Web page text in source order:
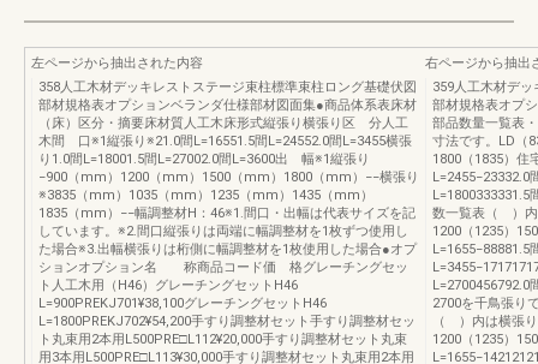
左ページから抽出された内容
358人工木材デッキレストステージ束柱標準束柱ロング基礎伏図
部材規格表オプションベランダ仕様部材図面集●商品体系表床材
（床）区分・摘要床材質人工木床形式縦張り横張り区 分人工
木間 口※1縦張り※21.0間L=16551.5間L=24552.0間L=3455横張
り1.0間L=18001.5間L=27002.0間L=3600出 幅※1縦張り
−900（mm）1200（mm）1500（mm）1800（mm）−−横張り
※3835（mm）1035（mm）1235（mm）1435（mm）
1835（mm）−−幅調整材H：46※1.間口・出幅は代表サイズを記
しています。※2.間口縦張りは両端に幅調整材を1枚ずつ使用し
た場合※3.出幅横張りは桁側に幅調整材を1枚使用した場合●オプ
ションオプション名 称商品コード価 格グレーチングセッ
ト人工木用（H46）グレーチングセットH46
L=900PREKJ701¥38,100グレーチングセットH46
L=1800PREKJ702¥54,200手すり調整材セット手すり調整材セッ
ト丸束用2本用L500PRE□L112¥20,000手すり調整材セット丸束
用3本用L500PRE□L113¥30,000手すり調整材セット丸束用2本用
右ページから抽出
359人工木材デ
部材規格表オプ
部品数量一覧表
寸法です。LD（
1800（1835）
数一覧表（ ）内
1200（1235）
2700を千鳥張り
（ ）内は横張
1200（1235）